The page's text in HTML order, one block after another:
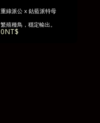
重綠派公 x 鈷藍派特母
繁殖種鳥，穩定輸出。
0NT$